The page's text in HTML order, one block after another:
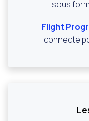
sous
Flight
connecté